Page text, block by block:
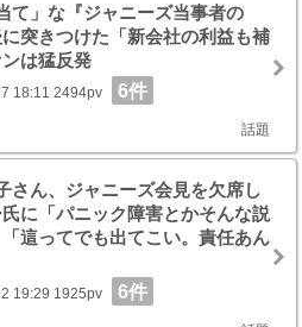
て」な『ジャニーズ当事者の
突きつけた「新会社の利益も補
は猛反発
18:11 2494pv 6件
話題
さん、ジャニーズ会見を欠席し
に「パニック障害とかそんな説
這ってでも出てこい。責任あん
19:29 1925pv 6件